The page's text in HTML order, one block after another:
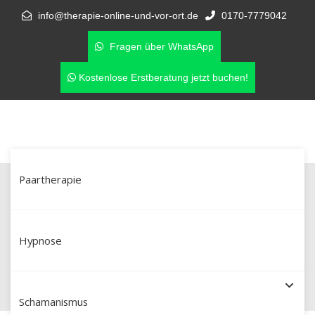
info@therapie-online-und-vor-ort.de 0170-7779042
Fragen über WhatsApp
Kostenlose Erstberatung jetzt buchen!
Paartherapie
Hypnose
Schamanismus
Unterstützung bei Eifersucht &